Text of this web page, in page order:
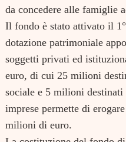
da concedere alle famiglie
Il fondo è stato attivato il
dotazione patrimoniale
soggetti privati ed
euro, di cui 25 milioni
sociale e 5 milioni
imprese permette di
milioni di euro.